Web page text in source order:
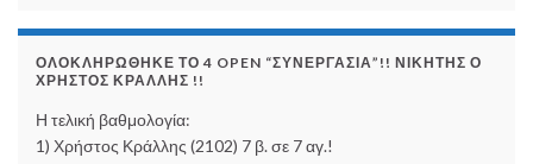
ΟΛΟΚΛΗΡΏΘΗΚΕ ΤΟ 4 OPEN “ΣΥΝΕΡΓΑΣΊΑ”!! ΝΙΚΗΤΉΣ Ο
ΧΡΉΣΤΟΣ ΚΡΆΛΛΗΣ !!
Η τελική βαθμολογία:
1) Χρήστος Κράλλης (2102) 7 β. σε 7 αγ.!